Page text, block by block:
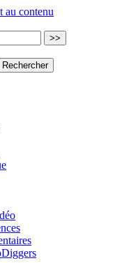
au contenu
Rechercher